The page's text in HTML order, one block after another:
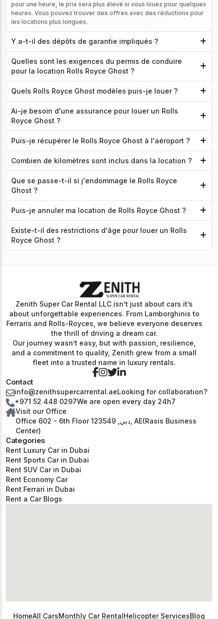
pour une heure, le prix sera plus élevé si vous louez pour quelques
heures. Vous pouvez trouver des offres avec des réductions pour
les locations plus longues.
Y a-t-il des dépôts de garantie impliqués ?
Quelles sont les exigences du permis de conduire
pour la location Rolls Royce Ghost ?
Quels Rolls Royce Ghost modèles puis-je louer ?
Ai-je besoin d'une assurance pour louer un Rolls
Royce Ghost ?
Puis-je récupérer le Rolls Royce Ghost à l'aéroport ?
Combien de kilomètres sont inclus dans la location ?
Que se passe-t-il si j'endommage le Rolls Royce
Ghost ?
Puis-je annuler ma location de Rolls Royce Ghost ?
Existe-t-il des restrictions d'âge pour louer un Rolls
Royce Ghost ?
Zenith Super Car Rental LLC isn’t just about cars it’s
about unforgettable experiences. From Lamborghinis to
Ferraris and Rolls-Royces, we believe everyone deserves
the thrill of driving a dream car.
Our journey wasn’t easy, but with passion, resilience,
and a commitment to quality, Zenith grew from a small
fleet into a trusted name in luxury rentals.
Categories
Rent Luxury Car in Dubai
Rent Sports Car in Dubai
Rent SUV Car in Dubai
Rent Economy Car
Rent Ferrari in Dubai
Rent a Car Blogs
Contact
info@zenithsupercarrental.aeLooking for collaboration?
+971 52 448 0297We are open every day 24h7
Visit our Office
Office 602 - 6th Floor دبي, 123549, AE(Rasis Business
Center)
HomeAll CarsMonthly Car RentalHelicopter ServicesBlog